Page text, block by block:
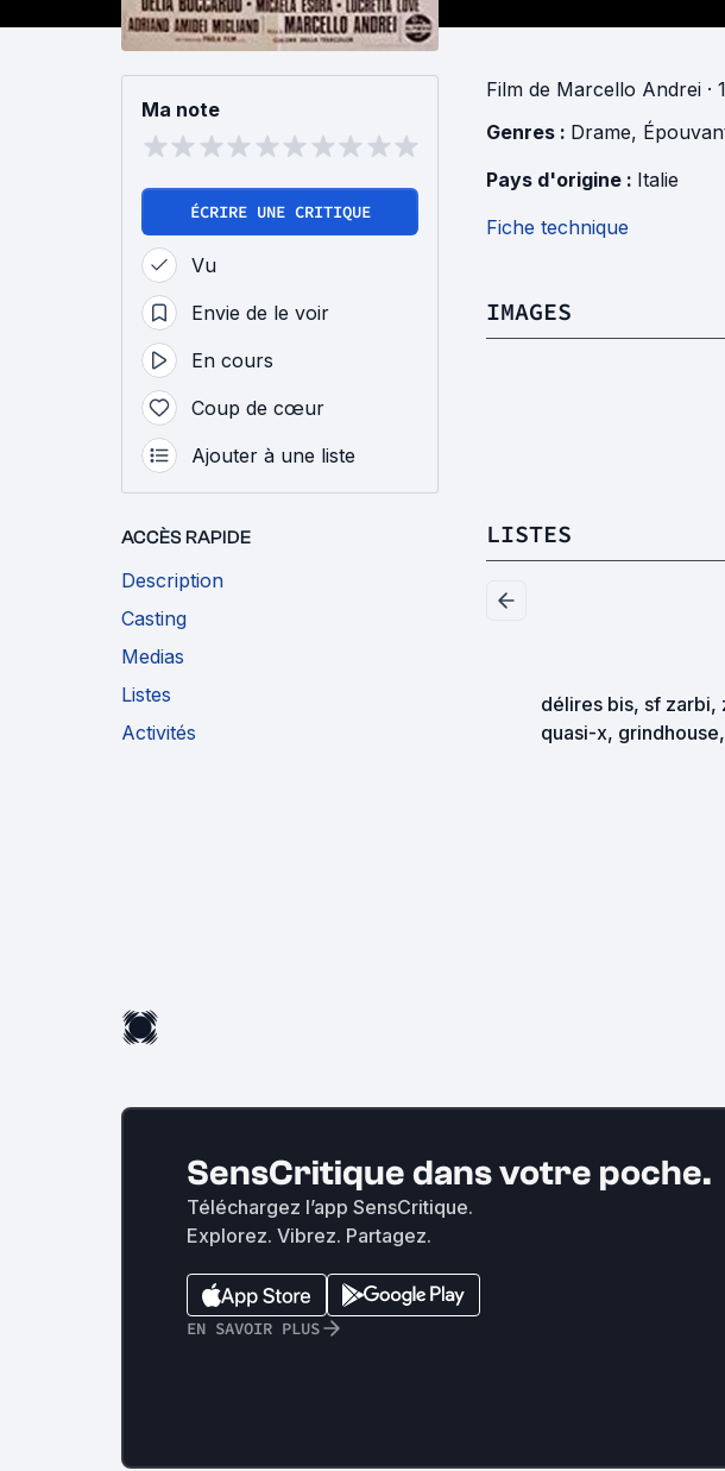
Ma note
ÉCRIRE UNE CRITIQUE
Vu
Envie de le voir
En cours
Coup de cœur
Ajouter à une liste
ACCÈS RAPIDE
Description
Casting
Medias
Listes
Activités
Film de Marcello Andrei ·
Genres : Drame,
Pays d'origine : Italie
Fiche technique
IMAGES
LISTES
délires bis, sf zarbi,
quasi-x,
SensCritique dans votre poche.
Téléchargez l’app SensCritique.
Explorez. Vibrez. Partagez.
EN SAVOIR PLUS